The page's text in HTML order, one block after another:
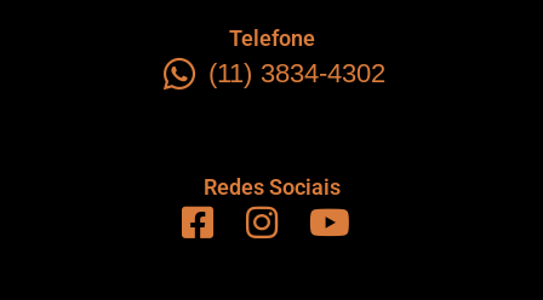
Telefone
(11) 3834-4302
Redes Sociais